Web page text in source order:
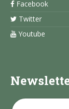
Facebook
Twitter
Youtube